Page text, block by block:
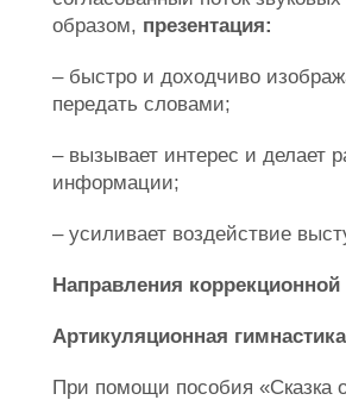
образом, презентация:
– быстро и доходчиво
передать словами;
– вызывает интерес и делает
информации;
– усиливает воздействие
Направления
Артикуляционная
При помощи пособия «Сказка